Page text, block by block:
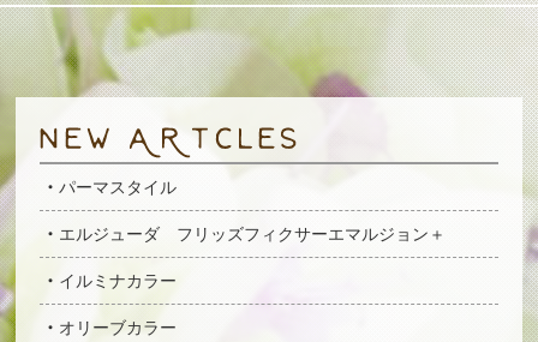
パーマスタイル
エルジューダ フリッズフィクサーエマルジョン＋
イルミナカラー
オリーブカラー